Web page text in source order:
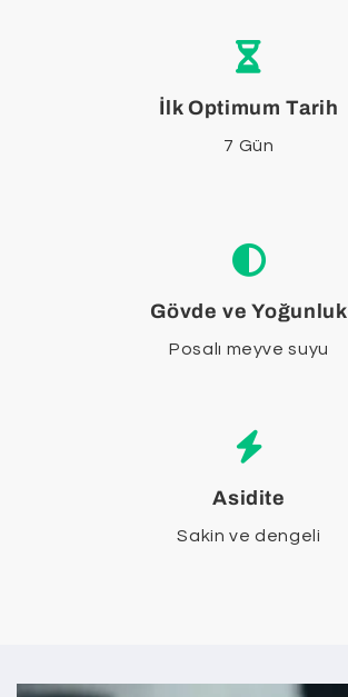
İlk Optimum Tarih
7 Gün
Gövde ve Yoğunluk
Posalı meyve suyu
Asidite
Sakin ve dengeli